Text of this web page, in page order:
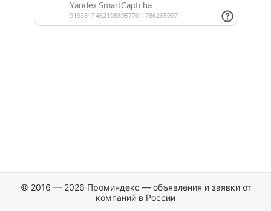
© 2016 — 2026 Проминдекс — объявления и заявки от
компаний в России